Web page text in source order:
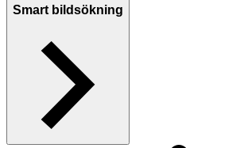
Smart bildsökning